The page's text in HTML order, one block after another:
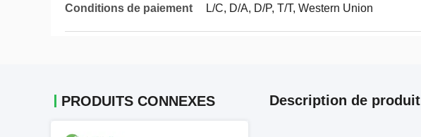
Conditions de paiement L/C, D/A, D/P, T/T, Western Union
PRODUITS CONNEXES Description de produit